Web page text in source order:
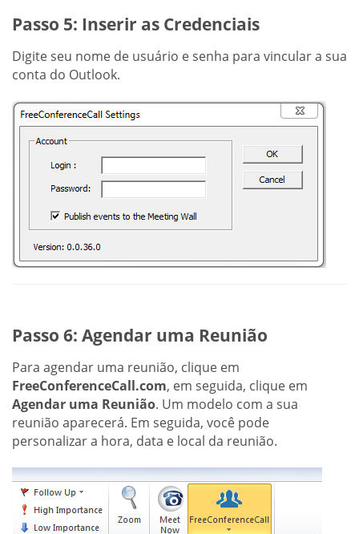
Passo 5: Inserir as Credenciais
Digite seu nome de usuário e senha para vincular a sua
conta do Outlook.
Passo 6: Agendar uma Reunião
Para agendar uma reunião, clique em
FreeConferenceCall.com, em seguida, clique em
Agendar uma Reunião. Um modelo com a sua
reunião aparecerá. Em seguida, você pode
personalizar a hora, data e local da reunião.